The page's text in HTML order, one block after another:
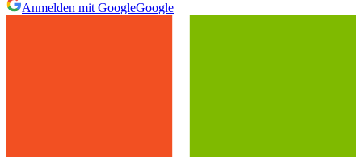
Anmelden mit GoogleGoogle